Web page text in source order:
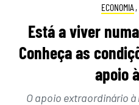
ECONOMIA ,
Está a viver
Conheça as
apoio
O apoio extraordinário